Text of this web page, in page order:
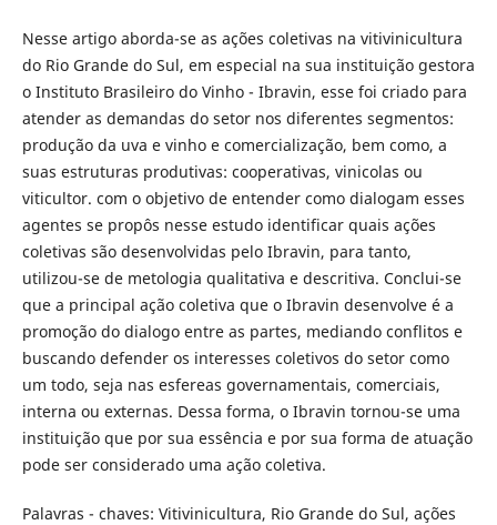
Nesse artigo aborda-se as ações coletivas na vitivinicultura
do Rio Grande do Sul, em especial na sua instituição gestora
o Instituto Brasileiro do Vinho - Ibravin, esse foi criado para
atender as demandas do setor nos diferentes segmentos:
produção da uva e vinho e comercialização, bem como, a
suas estruturas produtivas: cooperativas, vinicolas ou
viticultor. com o objetivo de entender como dialogam esses
agentes se propôs nesse estudo identificar quais ações
coletivas são desenvolvidas pelo Ibravin, para tanto,
utilizou-se de metologia qualitativa e descritiva. Conclui-se
que a principal ação coletiva que o Ibravin desenvolve é a
promoção do dialogo entre as partes, mediando conflitos e
buscando defender os interesses coletivos do setor como
um todo, seja nas esfereas governamentais, comerciais,
interna ou externas. Dessa forma, o Ibravin tornou-se uma
instituição que por sua essência e por sua forma de atuação
pode ser considerado uma ação coletiva.
Palavras - chaves: Vitivinicultura, Rio Grande do Sul, ações